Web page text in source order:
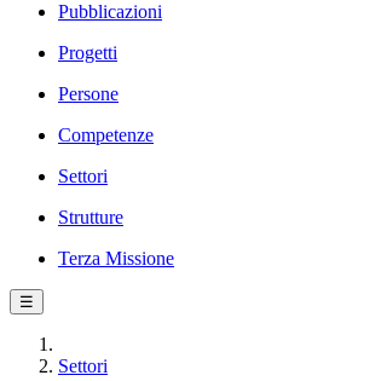
Pubblicazioni
Progetti
Persone
Competenze
Settori
Strutture
Terza Missione
☰
Settori